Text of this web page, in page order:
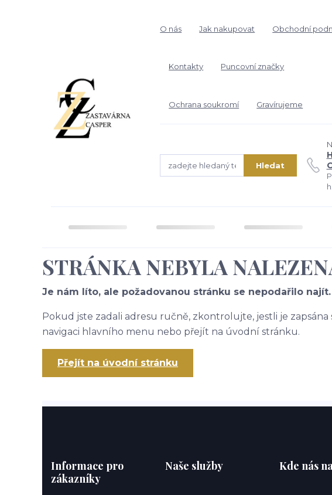
O nás Jak nakupovat Obchodní
Kontakty Puncovní značky
Ochrana soukromí Gravírujeme
Hledat
h.
STRÁNKA NEBYLA
Je nám líto, ale požadovanou stránku se nepodařilo najít.
Pokud jste zadali adresu ručně, zkontrolujte, jestli je
navigaci hlavního menu nebo přejít na úvodní stránku.
Přejít na úvodní stránku
Informace pro
zákazníky
Naše služby Kde nás